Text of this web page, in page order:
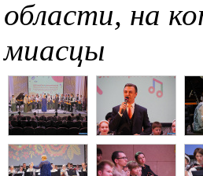
области, на
миасцы